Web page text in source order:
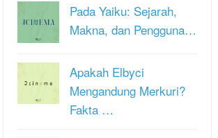
Pada Yaiku: Sejarah,
Makna, dan Pengguna…
Apakah Elbyci
Mengandung Merkuri?
Fakta …